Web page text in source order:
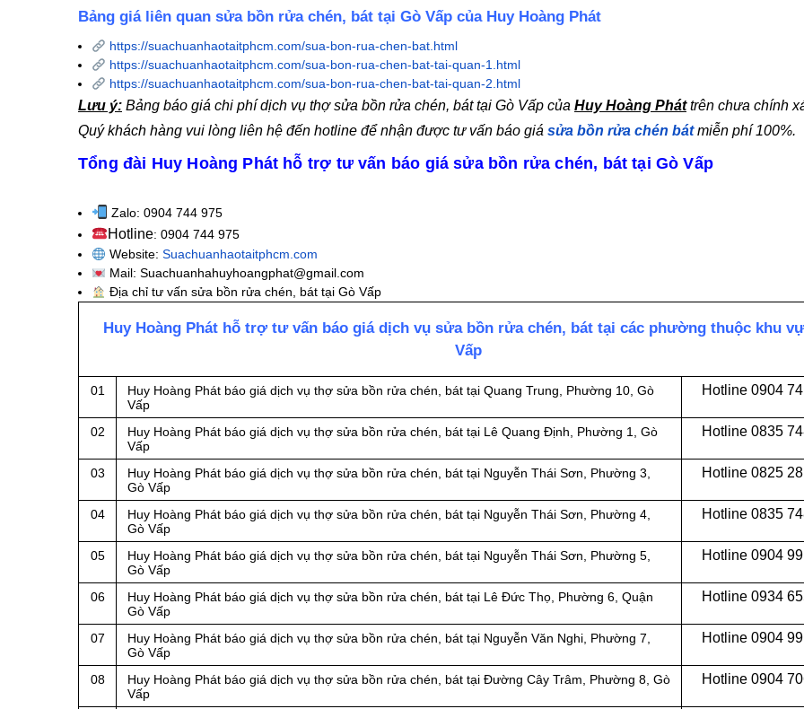
Bảng giá liên quan sửa bồn rửa chén, bát tại Gò Vấp của Huy Hoàng Phát
https://suachuanhaotaitphcm.com/sua-bon-rua-chen-bat.html
https://suachuanhaotaitphcm.com/sua-bon-rua-chen-bat-tai-quan-1.html
https://suachuanhaotaitphcm.com/sua-bon-rua-chen-bat-tai-quan-2.html
Lưu ý: Bảng báo giá chi phí dịch vụ thợ sửa bồn rửa chén, bát tại Gò Vấp của Huy Hoàng Pháttrên chưa chính
Quý khách hàng vui lòng liên hệ đến hotline để nhận được tư vấn báo giá sửa bồn rửa chén bátmiễn phí 100%.
Tổng đài Huy Hoàng Phát hỗ trợ tư vấn báo giá sửa bồn rửa chén, bát tại Gò Vấp
Zalo: 0904 744 975
Hotline: 0904 744 975
Website: Suachuanhaotaitphcm.com
Mail: Suachuanhahuyhoangphat@gmail.com
Địa chỉ tư vấn sửa bồn rửa chén, bát tại Gò Vấp
Huy Hoàng Phát hỗ trợ tư vấn báo giá dịch vụ sửa bồn rửa chén, bát tại các phường thuộc khu
Vấp
01
Huy Hoàng Phát báo giá dịch vụ thợ sửa bồn rửa chén, bát tại Quang Trung, Phường 10, Gò
Vấp
Hotline 0904
02
Huy Hoàng Phát báo giá dịch vụ thợ sửa bồn rửa chén, bát tại Lê Quang Định, Phường 1, Gò
Vấp
Hotline 0835
03
Huy Hoàng Phát báo giá dịch vụ thợ sửa bồn rửa chén, bát tại Nguyễn Thái Sơn, Phường 3,
Gò Vấp
Hotline 0825
04 Huy Hoàng Phát báo giá dịch vụ thợ sửa bồn rửa chén, bát tại Nguyễn Thái Sơn, Phường 4,
Gò Vấp
Hotline 0835
05
Huy Hoàng Phát báo giá dịch vụ thợ sửa bồn rửa chén, bát tại Nguyễn Thái Sơn, Phường 5,
Gò Vấp
Hotline 0904
06 Huy Hoàng Phát báo giá dịch vụ thợ sửa bồn rửa chén, bát tại Lê Đức Thọ, Phường 6, Quận
Gò Vấp
Hotline 0934
07
Huy Hoàng Phát báo giá dịch vụ thợ sửa bồn rửa chén, bát tại Nguyễn Văn Nghi, Phường 7,
Gò Vấp
Hotline 0904
08
Huy Hoàng Phát báo giá dịch vụ thợ sửa bồn rửa chén, bát tại Đường Cây Trâm, Phường 8, Gò
Vấp
Hotline 0904